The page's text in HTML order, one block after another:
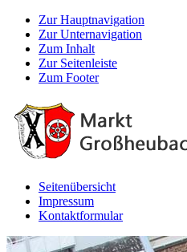
Zur Hauptnavigation
Zur Unternavigation
Zum Inhalt
Zur Seitenleiste
Zum Footer
Seitenübersicht
Impressum
Kontaktformular